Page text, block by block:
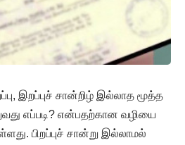
இறப்புச் சான்றிழ் இல்லாத மூத்த
எப்படி? என்பதற்கான வழியை
பிறப்புச் சான்று இல்லாமல்